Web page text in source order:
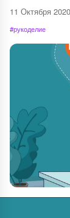
11 Октября
#рукоделие